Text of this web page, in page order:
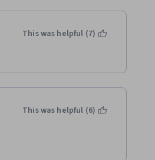
This was helpful (7)
This was helpful (6)